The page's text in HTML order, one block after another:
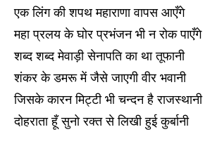
एक लिंग की शपथ महाराणा वापस आएँगे
महा प्रलय के घोर प्रभंजन भी न रोक पाएँगे
शब्द शब्द मेवाड़ी सेनापति का था तूफानी
शंकर के डमरू में जैसे जाएगी वीर भवानी
जिसके कारन मिट्टी भी चन्दन है राजस्थानी
दोहराता हूँ सुनो रक्त से लिखी हुई कुर्बानी